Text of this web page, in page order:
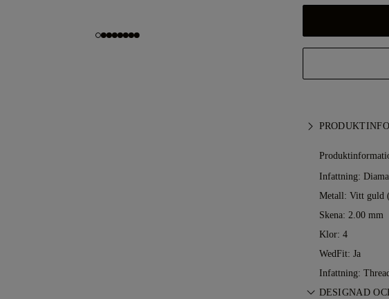
Infattning:
Metall: Vitt guld
Skena: 2.00 mm
Klor: 4
WedFit: Ja
Infattning:
DESIGNAD